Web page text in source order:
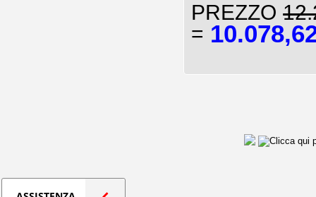
PREZZO
=